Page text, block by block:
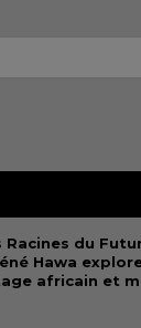
Racines du
Hawa
africain et